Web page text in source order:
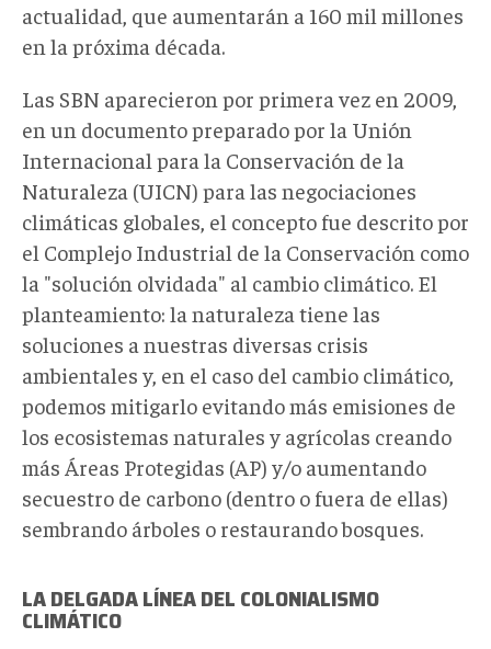
actualidad, que aumentarán a 160 mil millones
en la próxima década.
Las SBN aparecieron por primera vez en 2009,
en un documento preparado por la Unión
Internacional para la Conservación de la
Naturaleza (UICN) para las negociaciones
climáticas globales, el concepto fue descrito por
el Complejo Industrial de la Conservación como
la "solución olvidada" al cambio climático. El
planteamiento: la naturaleza tiene las
soluciones a nuestras diversas crisis
ambientales y, en el caso del cambio climático,
podemos mitigarlo evitando más emisiones de
los ecosistemas naturales y agrícolas creando
más Áreas Protegidas (AP) y/o aumentando
secuestro de carbono (dentro o fuera de ellas)
sembrando árboles o restaurando bosques.
LA DELGADA LÍNEA DEL COLONIALISMO
CLIMÁTICO